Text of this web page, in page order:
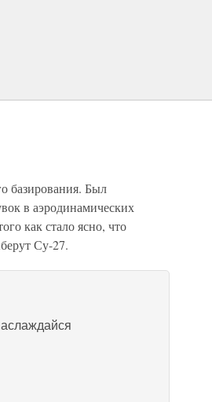
базирования. Был
в аэродинамических
как стало ясно, что
Су-27.